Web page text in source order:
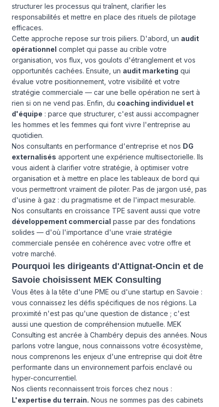
structurer les processus qui traînent, clarifier les
responsabilités et mettre en place des rituels de pilotage
efficaces.
Cette approche repose sur trois piliers. D'abord, un audit
opérationnel complet qui passe au crible votre
organisation, vos flux, vos goulots d'étranglement et vos
opportunités cachées. Ensuite, un audit marketing qui
évalue votre positionnement, votre visibilité et votre
stratégie commerciale — car une belle opération ne sert à
rien si on ne vend pas. Enfin, du coaching individuel et
d'équipe : parce que structurer, c'est aussi accompagner
les hommes et les femmes qui font vivre l'entreprise au
quotidien.
Nos consultants en performance d'entreprise et nos DG
externalisés apportent une expérience multisectorielle. Ils
vous aident à clarifier votre stratégie, à optimiser votre
organisation et à mettre en place les tableaux de bord qui
vous permettront vraiment de piloter. Pas de jargon usé, pas
d'usine à gaz : du pragmatisme et de l'impact mesurable.
Nos consultants en croissance TPE savent aussi que votre
développement commercial passe par des fondations
solides — d'où l'importance d'une vraie stratégie
commerciale pensée en cohérence avec votre offre et
votre marché.
Pourquoi les dirigeants d'Attignat-Oncin et de
Savoie choisissent MEK Consulting
Vous êtes à la tête d'une PME ou d'une startup en Savoie :
vous connaissez les défis spécifiques de nos régions. La
proximité n'est pas qu'une question de distance ; c'est
aussi une question de compréhension mutuelle. MEK
Consulting est ancrée à Chambéry depuis des années. Nous
parlons votre langue, nous connaissons votre écosystème,
nous comprenons les enjeux d'une entreprise qui doit être
performante dans un environnement parfois enclavé ou
hyper-concurrentiel.
Nos clients reconnaissent trois forces chez nous :
L'expertise du terrain. Nous ne sommes pas des cabinets